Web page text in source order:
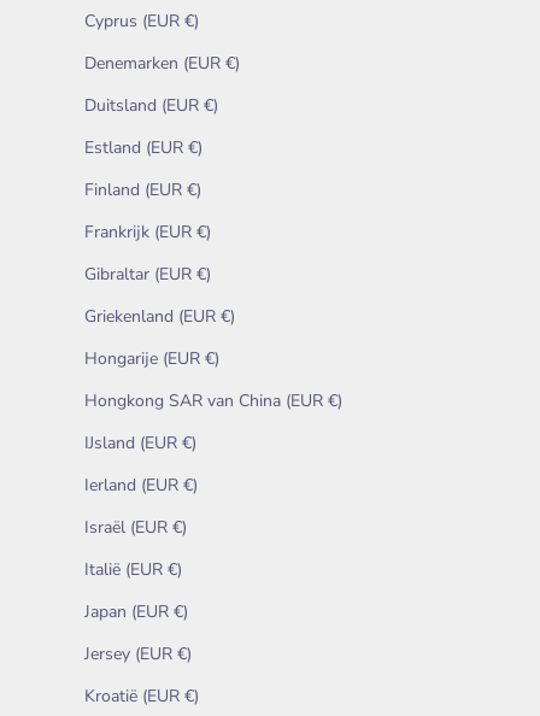
Cyprus (EUR €)
Denemarken (EUR €)
Duitsland (EUR €)
Estland (EUR €)
Finland (EUR €)
Frankrijk (EUR €)
Gibraltar (EUR €)
Griekenland (EUR €)
Hongarije (EUR €)
Hongkong SAR van China (EUR €)
IJsland (EUR €)
Ierland (EUR €)
Israël (EUR €)
Italië (EUR €)
Japan (EUR €)
Jersey (EUR €)
Kroatië (EUR €)